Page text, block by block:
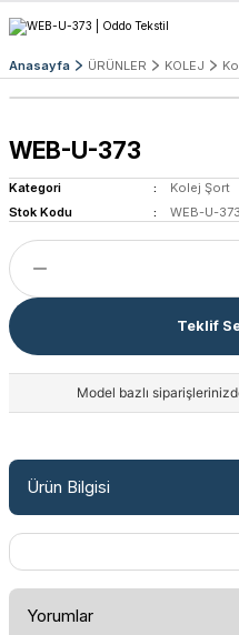
Anasayfa ÜRÜNLER KOLEJ
WEB-U-373
Kategori
Kolej Şort
Stok Kodu
WEB-U-373
Teklif
Model bazlı
Ürün Bilgisi
Yorumlar